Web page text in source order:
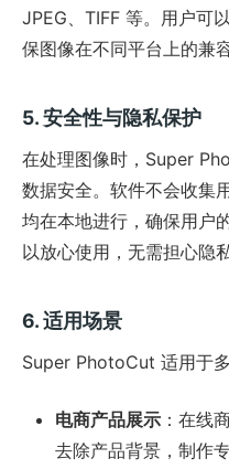
JPEG、TIFF 等。用户可
保图像在不同平台上的兼
5. 安全性与隐私保护
在处理图像时，Super
数据安全。软件不会收集
均在本地进行，确保用户
以放心使用，无需担心隐
6. 适用场景
Super PhotoCut 适用于
电商产品展示 ：在线
去除产品背景，制作